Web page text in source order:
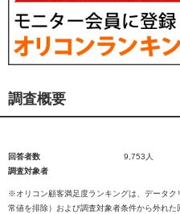
調査概要
回答者数
9,753人
調査対象者
※オリコン顧客満足度ランキングは、データ
常値を排除）および調査対象者条件から外れた